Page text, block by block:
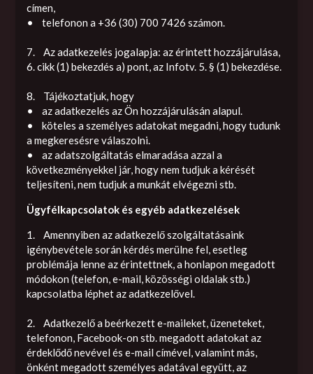
címen,
• telefonon a +36 (30) 700 7426 számon.
7. Az adatkezelés jogalapja: az érintett hozzájárulása,
6. cikk (1) bekezdés a) pont, az Infotv. 5. § (1) bekezdése.
8. Tájékoztatjuk, hogy
• az adatkezelés az Ön hozzájárulásán alapul.
• köteles a személyes adatokat megadni, hogy tudunk
a megkeresésre válaszolni.
• az adatszolgáltatás elmaradása azzal a
következményekkel jár, hogy nem tudjuk a kérését
teljesíteni, nem tudjuk a munkát elvégezni stb.
Ügyfélkapcsolatok és egyéb adatkezelések
1. Amennyiben az adatkezelő szolgáltatásaink
igénybevétele során kérdés merülne fel, esetleg
problémája lenne az érintettnek, a honlapon megadott
módokon (telefon, e-mail, közösségi oldalak stb.)
kapcsolatba léphet az adatkezelővel.
2. Adatkezelő a beérkezett e-maileket, üzeneteket,
telefonon, Facebook-on stb. megadott adatokat az
érdeklődő nevével és e-mail címével, valamint más,
önként megadott személyes adatával együtt, az